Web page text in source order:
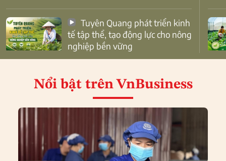
tế tập thể, tạo động lực cho nông
nghiệp bền vững
Nổi bật trên VnBusiness